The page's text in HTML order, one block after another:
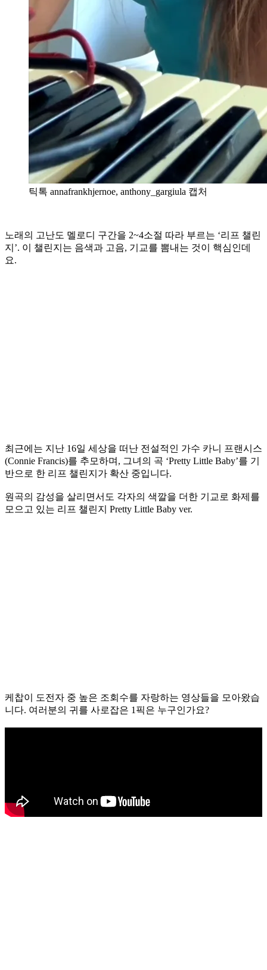
틱톡 annafrankhjernoe, anthony_gargiula 캡처
노래의 고난도 멜로디 구간을 2~4소절 따라 부르는 ‘리프 챌린
지’. 이 챌린지는 음색과 고음, 기교를 뽐내는 것이 핵심인데
요.
최근에는 지난 16일 세상을 떠난 전설적인 가수 카니 프랜시스
(Connie Francis)를 추모하며, 그녀의 곡 ‘Pretty Little Baby’를 기
반으로 한 리프 챌린지가 확산 중입니다.
원곡의 감성을 살리면서도 각자의 색깔을 더한 기교로 화제를
모으고 있는 리프 챌린지 Pretty Little Baby ver.
케찹이 도전자 중 높은 조회수를 자랑하는 영상들을 모아왔습
니다. 여러분의 귀를 사로잡은 1픽은 누구인가요?